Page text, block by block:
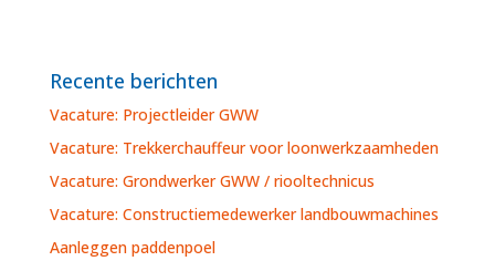
Recente berichten
Vacature: Projectleider GWW
Vacature: Trekkerchauffeur voor loonwerkzaamheden
Vacature: Grondwerker GWW / riooltechnicus
Vacature: Constructiemedewerker landbouwmachines
Aanleggen paddenpoel